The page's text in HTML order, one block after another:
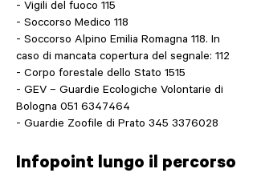
- Vigili del fuoco 115
- Soccorso Medico 118
- Soccorso Alpino Emilia Romagna 118. In
caso di mancata copertura del segnale: 112
- Corpo forestale dello Stato 1515
- GEV – Guardie Ecologiche Volontarie di
Bologna 051 6347464
- Guardie Zoofile di Prato 345 3376028
Infopoint lungo il percorso